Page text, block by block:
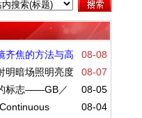
08-08
齐焦的方法与高
08-07
明暗场照明亮度
08-05
标志——GB／
08-04